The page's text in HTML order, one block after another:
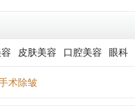
皮肤美容 口腔美容 眼科
术除皱